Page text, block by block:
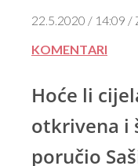
22.5.2020 / 14:09 /
KOMENTARI
Hoće li
otkrivena i
poručio